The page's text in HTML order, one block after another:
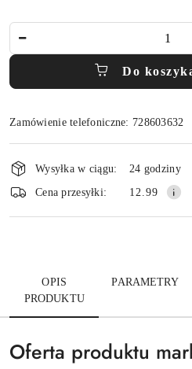
Do
Zamówienie telefoniczne: 728603632
Wyślij
Dostępność
i
dostawa
Wysyłka w ciągu:
24 godziny
Cena przesyłki:
12.99
OPIS
PRODUKTU
PARAMETRY
Oferta produktu